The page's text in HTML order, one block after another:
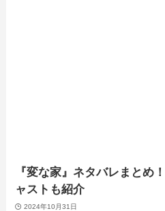
『変な家』ネタバレまとめ
ャストも紹介
2024年10月31日